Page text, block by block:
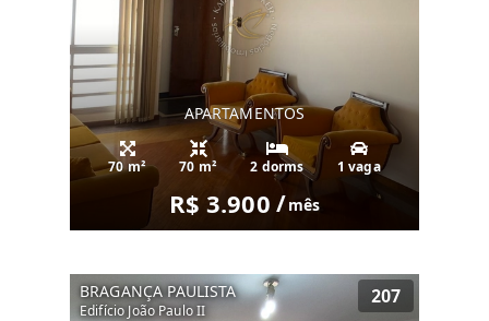
APARTAMENTOS
70 m² 70 m² 2 dorms 1 vaga
R$ 3.900 /mês
BRAGANÇA PAULISTA
Edifício João Paulo II
207